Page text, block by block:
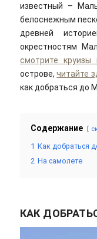
известный –
белоснежным
древней
окрестностям
смотрите круизы
острове,читайте
как добраться до
Содержание
1 Как добраться
2 На самолете
КАК